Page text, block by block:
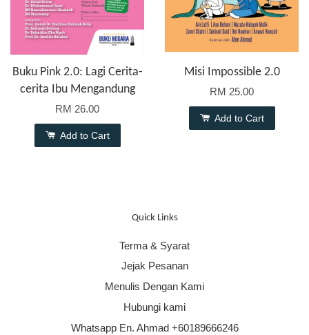
Buku Pink 2.0: Lagi Cerita-
cerita Ibu Mengandung
RM 26.00
Add to Cart
Misi Impossible 2.0
RM 25.00
Add to Cart
Quick Links
Terma & Syarat
Jejak Pesanan
Menulis Dengan Kami
Hubungi kami
Whatsapp En. Ahmad +60189666246